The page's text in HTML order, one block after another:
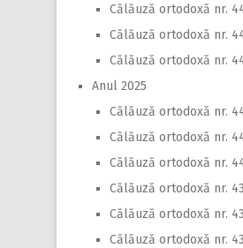
Călăuză ortodoxă nr.
Călăuză ortodoxă nr.
Călăuză ortodoxă nr.
Anul 2025
Călăuză ortodoxă nr.
Călăuză ortodoxă nr.
Călăuză ortodoxă nr.
Călăuză ortodoxă nr.
Călăuză ortodoxă nr.
Călăuză ortodoxă nr.